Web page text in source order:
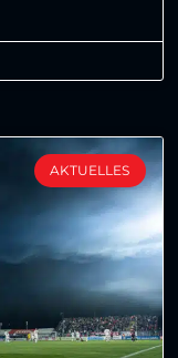
AKTUELLES